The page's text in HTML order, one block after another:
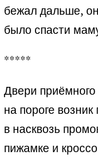
бежал дальше,
было спасти
*****
Двери приёмного
на пороге
в насквозь
пижамке и